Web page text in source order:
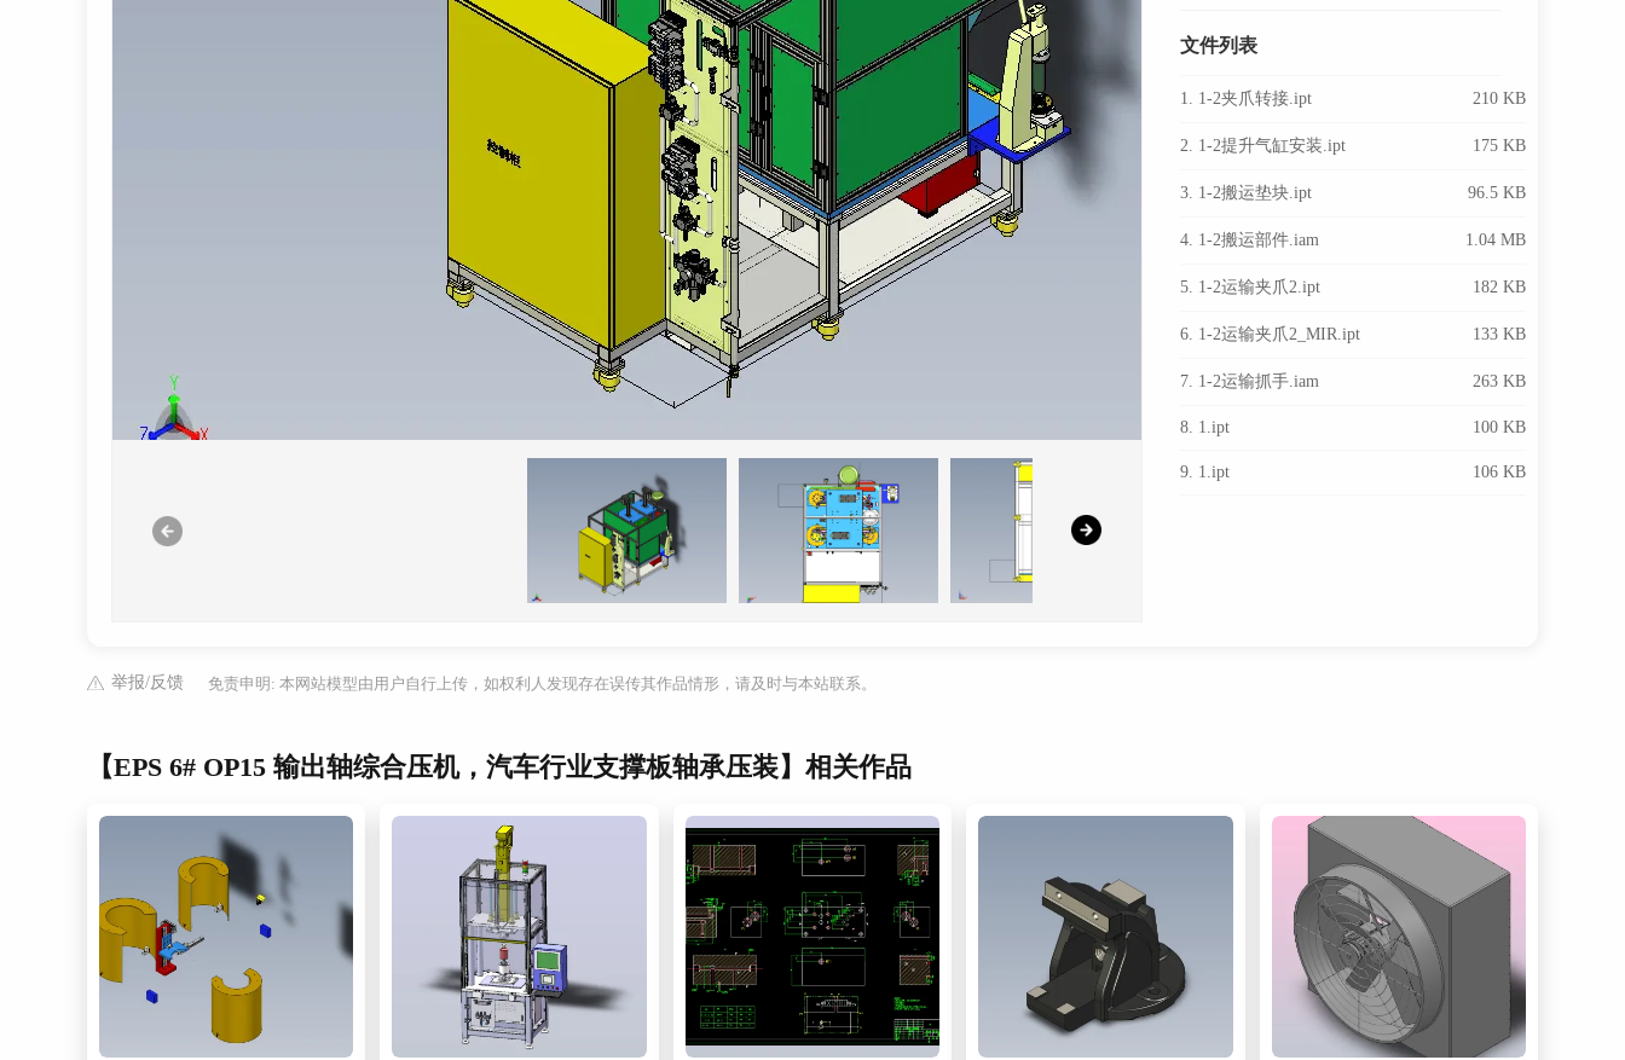
文件列表
1. 1-2夹爪转接.ipt 210 KB
2. 1-2提升气缸安装.ipt 175 KB
3. 1-2搬运垫块.ipt 96.5 KB
4. 1-2搬运部件.iam 1.04 MB
5. 1-2运输夹爪2.ipt 182 KB
6. 1-2运输夹爪2_MIR.ipt 133 KB
7. 1-2运输抓手.iam 263 KB
8. 1.ipt 100 KB
9. 1.ipt 106 KB
206 KB
20. 1254043 DHPS-16-A---(0).iam 106 KB
21. 1254043 DHPS-16-A---(Geh).ipt 199 KB
22. 1254043 DHPS-16-A---(Griff).ipt 118 KB
举报/反馈 免责申明: 本网站模型由用户自行上传，如权利人发现存在误传其作品情形，请及时与本站联系。
【EPS 6# OP15 输出轴综合压机，汽车行业支撑板轴承压装】相关作品